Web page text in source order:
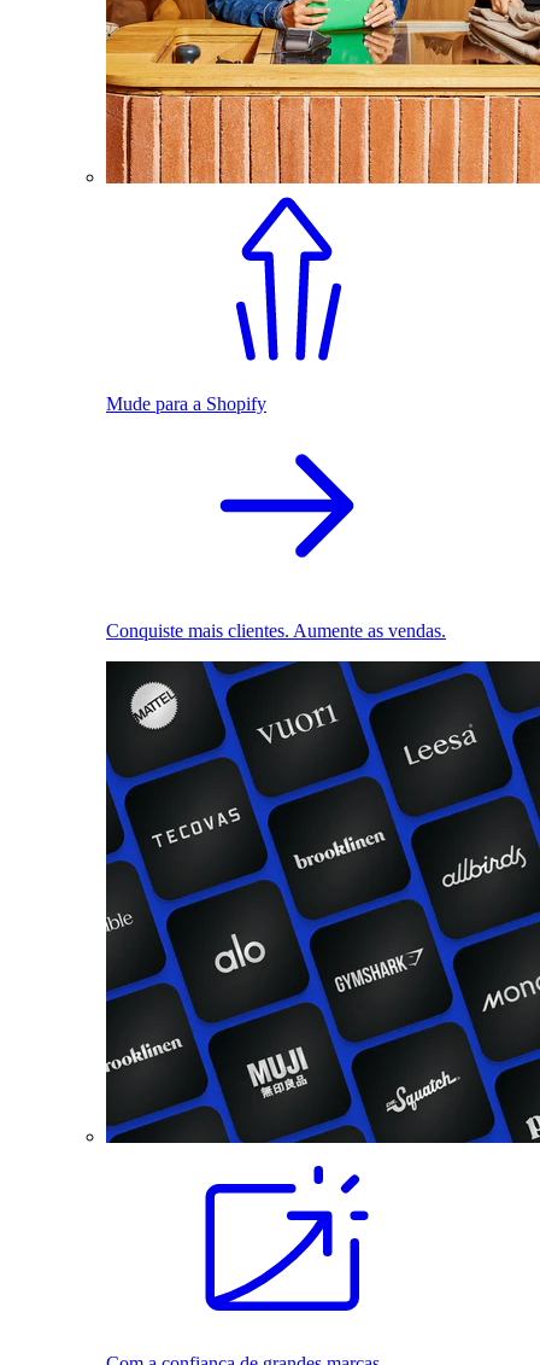
Mude para a Shopify
Conquiste mais clientes. Aumente as vendas.